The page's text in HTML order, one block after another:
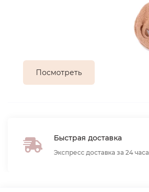
Посмотреть
Быстрая доставка
Экспресс доставка за 24 часа